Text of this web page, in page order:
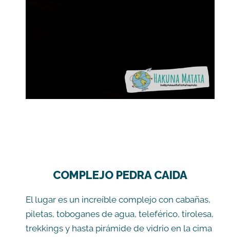
COMPLEJO PEDRA CAIDA
El lugar es un increíble complejo con cabañas,
piletas, toboganes de agua, teleférico, tirolesa,
trekkings y hasta pirámide de vidrio en la cima